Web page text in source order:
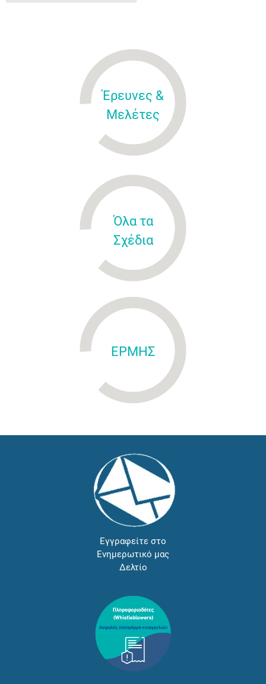
Έρευνες &
Μελέτες
Όλα τα
Σχέδια
ΕΡΜΗΣ
Εγγραφείτε στο
Ενημερωτικό μας
Δελτίο